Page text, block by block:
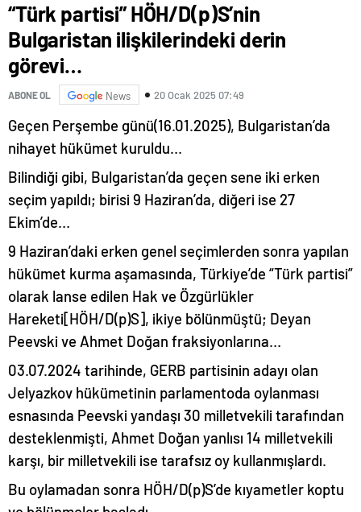
“Türk partisi” HÖH/D(p)S’nin
Bulgaristan ilişkilerindeki derin
görevi…
ABONE OL News 20 Ocak 2025 07:49
Geçen Perşembe günü(16.01.2025), Bulgaristan’da
nihayet hükümet kuruldu…
Bilindiği gibi, Bulgaristan’da geçen sene iki erken
seçim yapıldı; birisi 9 Haziran’da, diğeri ise 27
Ekim’de…
9 Haziran’daki erken genel seçimlerden sonra yapılan
hükümet kurma aşamasında, Türkiye’de “Türk partisi”
olarak lanse edilen Hak ve Özgürlükler
Hareketi[HÖH/D(p)S], ikiye bölünmüştü; Deyan
Peevski ve Ahmet Doğan fraksiyonlarına…
03.07.2024 tarihinde, GERB partisinin adayı olan
Jelyazkov hükümetinin parlamentoda oylanması
esnasında Peevski yandaşı 30 milletvekili tarafından
desteklenmişti, Ahmet Doğan yanlısı 14 milletvekili
karşı, bir milletvekili ise tarafsız oy kullanmışlardı.
Bu oylamadan sonra HÖH/D(p)S’de kıyametler koptu